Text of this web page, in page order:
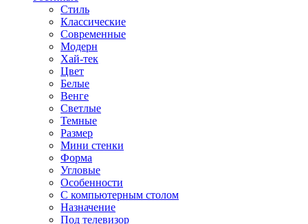
Стиль
Классические
Современные
Модерн
Хай-тек
Цвет
Белые
Венге
Светлые
Темные
Размер
Мини стенки
Форма
Угловые
Особенности
С компьютерным столом
Назначение
Под телевизор